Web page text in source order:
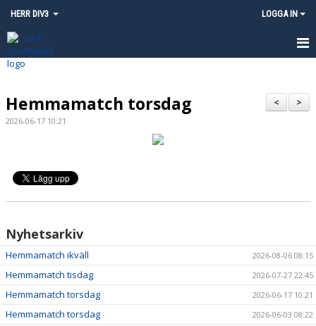
HERR DIV3 LOGGA IN
HEM
NYHETER
INSTAGRAM - LULEÅ SK HERR
>
<
Hemmamatch torsdag
2026-06-17 10:21
Nyhetsarkiv
Hemmamatch ikväll 2026-08-06 08:15
Hemmamatch tisdag 2026-07-27 22:45
Hemmamatch torsdag 2026-06-17 10:21
Hemmamatch torsdag 2026-06-03 08:22